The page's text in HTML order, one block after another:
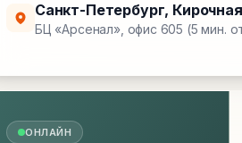
Санкт-Петербург,
БЦ «Арсенал», офис 605 (5 мин.
ОНЛАЙН